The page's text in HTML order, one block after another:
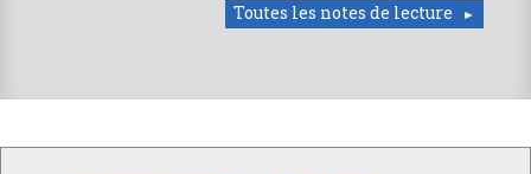
Toutes les notes de lecture